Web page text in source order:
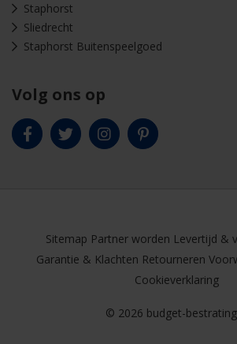
Staphorst
Sliedrecht
Staphorst Buitenspeelgoed
Volg ons op
Sitemap Partner worden Levertijd &
Garantie & Klachten Retourneren
Cookieverklaring
© 2026 budget-